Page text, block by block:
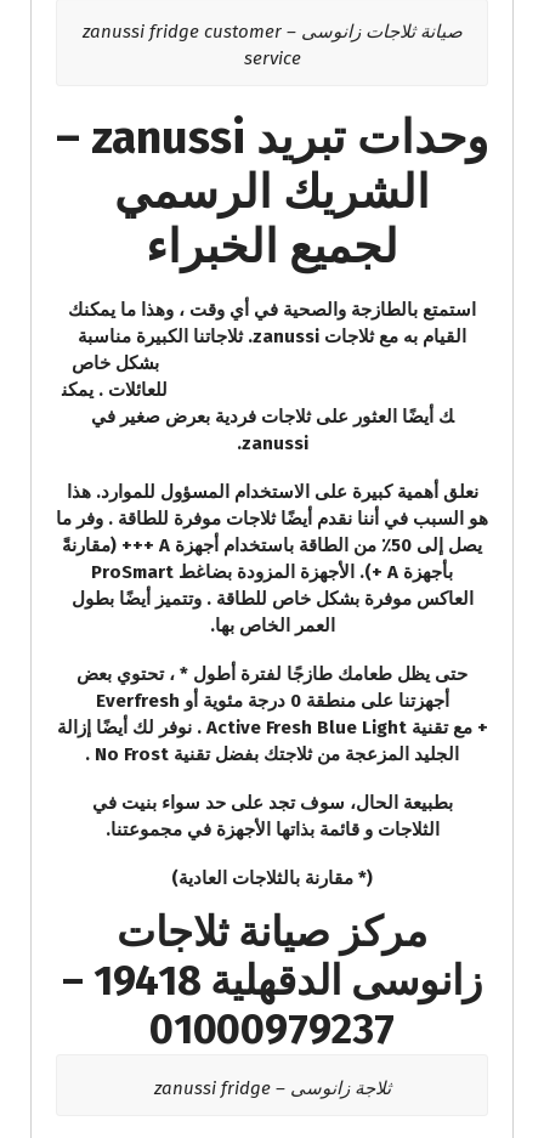
صيانة ثلاجات زانوسى – zanussi fridge customer
service
وحدات تبريد zanussi –
الشريك الرسمي
لجميع الخبراء
استمتع بالطازجة والصحية في أي وقت ، وهذا ما يمكنك
القيام به مع ثلاجات zanussi. ثلاجاتنا الكبيرة مناسبة
بشكل خاص
للعائلات . يمكن
ك أيضًا العثور على ثلاجات فردية بعرض صغير في
zanussi.
نعلق أهمية كبيرة على الاستخدام المسؤول للموارد. هذا
هو السبب في أننا نقدم أيضًا ثلاجات موفرة للطاقة . وفر ما
يصل إلى 50٪ من الطاقة باستخدام أجهزة A +++ (مقارنةً
بأجهزة A +). الأجهزة المزودة بضاغط ProSmart
العاكس موفرة بشكل خاص للطاقة . وتتميز أيضًا بطول
العمر الخاص بها.
حتى يظل طعامك طازجًا لفترة أطول * ، تحتوي بعض
أجهزتنا على منطقة 0 درجة مئوية أو Everfresh
+ مع تقنية Active Fresh Blue Light . نوفر لك أيضًا إزالة
الجليد المزعجة من ثلاجتك بفضل تقنية No Frost .
بطبيعة الحال، سوف تجد على حد سواء بنيت في
الثلاجات و قائمة بذاتها الأجهزة في مجموعتنا.
(* مقارنة بالثلاجات العادية)
مركز صيانة ثلاجات
زانوسى الدقهلية 19418 –
01000979237
ثلاجة زانوسى – zanussi fridge